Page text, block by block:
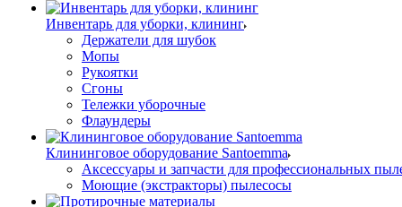
Инвентарь для уборки, клининг
Держатели для шубок
Мопы
Рукоятки
Сгоны
Тележки уборочные
Флаундеры
Клининговое оборудование Santoemma
Аксессуары и запчасти для профессиональных
Моющие (экстракторы) пылесосы